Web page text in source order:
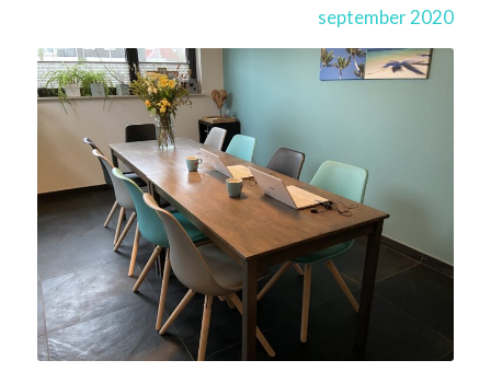
september 2020